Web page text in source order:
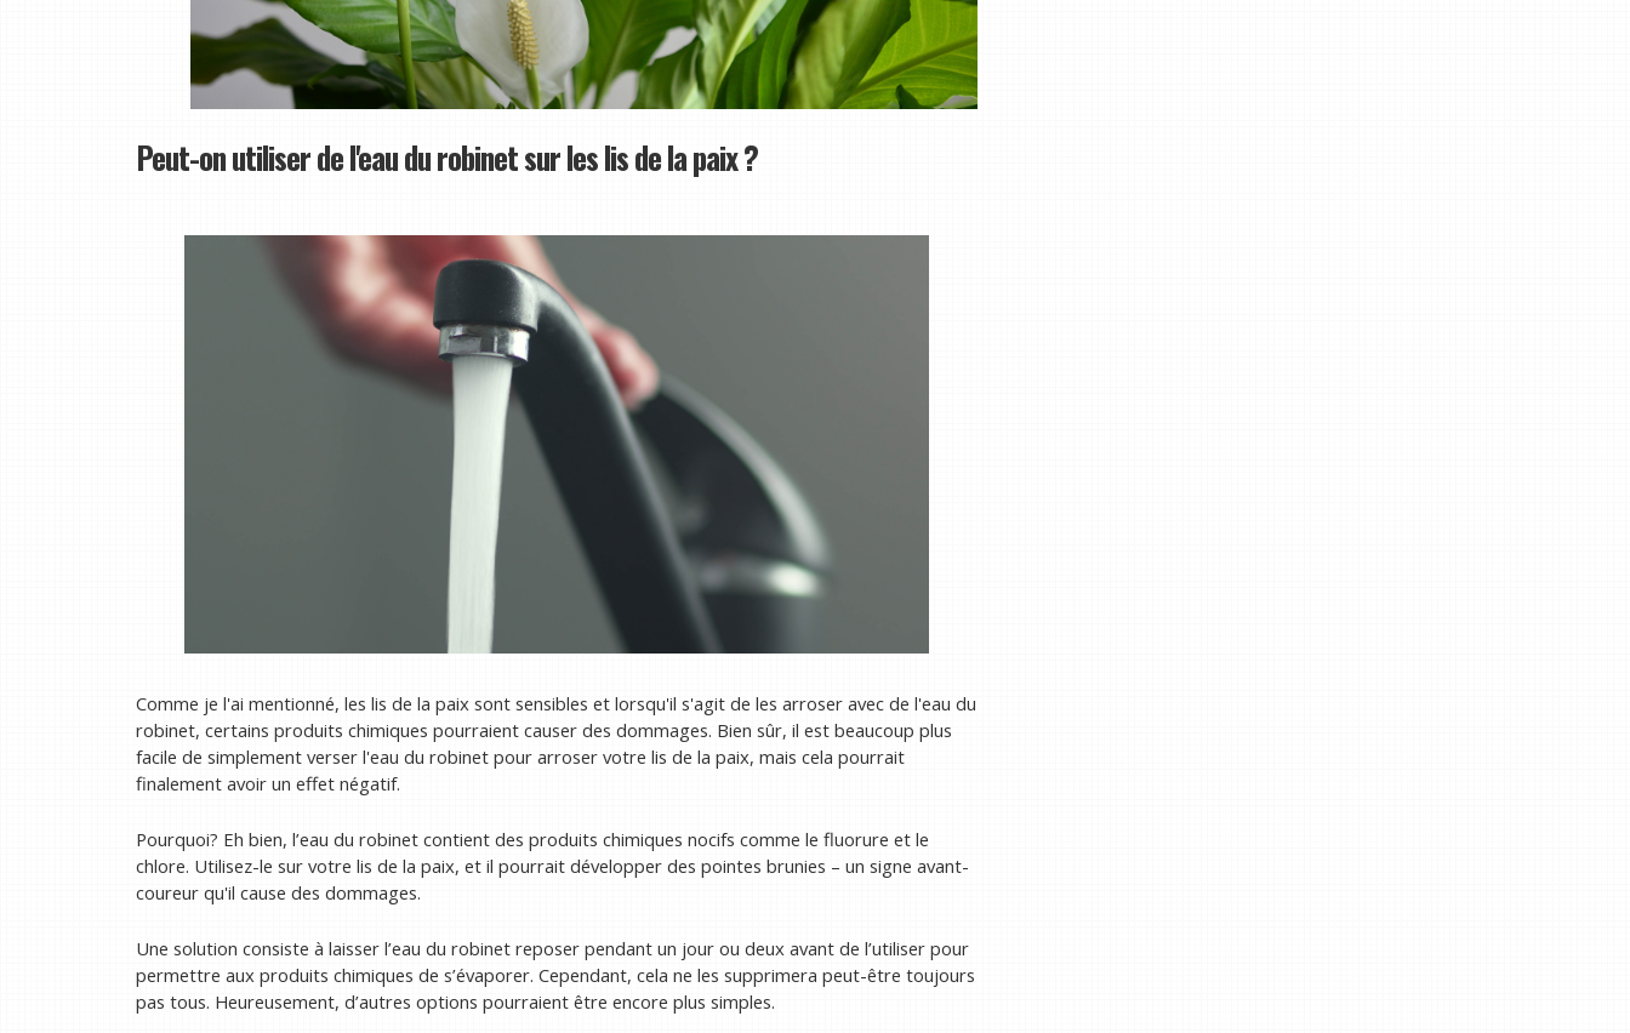
Peut-on utiliser de l'eau du robinet sur les lis de la paix ?
Comme je l'ai mentionné, les lis de la paix sont sensibles et lorsqu'il s'agit de les arroser avec de l'eau du
robinet, certains produits chimiques pourraient causer des dommages. Bien sûr, il est beaucoup plus
facile de simplement verser l'eau du robinet pour arroser votre lis de la paix, mais cela pourrait
finalement avoir un effet négatif.
Pourquoi? Eh bien, l’eau du robinet contient des produits chimiques nocifs comme le fluorure et le
chlore. Utilisez-le sur votre lis de la paix, et il pourrait développer des pointes brunies – un signe avant-
coureur qu'il cause des dommages.
Une solution consiste à laisser l’eau du robinet reposer pendant un jour ou deux avant de l’utiliser pour
permettre aux produits chimiques de s’évaporer. Cependant, cela ne les supprimera peut-être toujours
pas tous. Heureusement, d’autres options pourraient être encore plus simples.